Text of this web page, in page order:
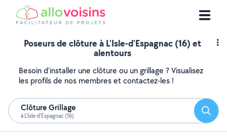
Poseurs de clôture à L'Isle-d'Espagnac (16) et
alentours
Besoin d'installer une clôture ou un grillage ? Visualisez
les profils de nos membres et contactez-les !
Clôture Grillage
à L'Isle-d'Espagnac (16)